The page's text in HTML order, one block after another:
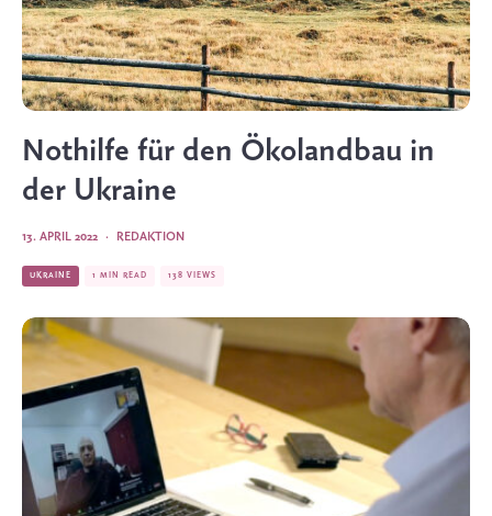
Nothilfe für den Ökolandbau in
der Ukraine
REDAKTION
·
13. APRIL 2022
UKRAINE 1 MIN READ 138 VIEWS